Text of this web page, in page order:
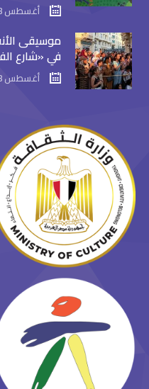
أغسطس 03, 2026
موسيقى
في «شارع
أغسطس 03, 2026